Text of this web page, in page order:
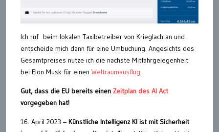
Ich ruf beim lokalen Taxibetreiber von Krieglach an und
entscheide mich dann für eine Umbuchung. Angesichts des
Gesamtpreises nutze ich die nächste Mitfahrgelegenheit
bei Elon Musk für einen Weltraumausflug.
Gut, dass die EU bereits einen Zeitplan des AI Act
vorgegeben hat!
16. April 2023 – Künstliche Intelligenz KI ist mit Sicherheit